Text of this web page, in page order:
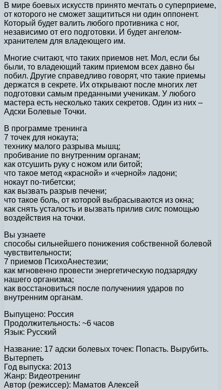
В мире боевых искусств принято мечтать о суперприеме,
от которого не сможет защититься ни один оппонент.
Который будет валить любого противника с ног,
независимо от его подготовки. И будет ангелом-
хранителем для владеющего им.
Многие считают, что таких приемов нет. Мол, если бы
были, то владеющий таким приемом всех давно бы
побил. Другие справедливо говорят, что такие приемы
держатся в секрете. Их открывают после многих лет
подготовки самым преданными ученикам. У любого
мастера есть несколько таких секретов. Один из них –
Адски Болевые Точки.
В программе тренинга
7 точек для нокаута;
технику малого разрыва мышц;
пробивание по внутренним органам;
как отсушить руку с ножом или битой;
что такое метод «красной» и «черной» ладони;
нокаут по-тибетски;
как вызвать разрыв печени;
что такое боль, от которой выбрасываются из окна;
как снять усталость и вызвать прилив силс помощью
воздействия на точки.
Вы узнаете
способы сильнейшего понижения собственной болевой
чувствительности;
7 приемов ПсихоАнестезии;
как мгновенно провести энергетическую подзарядку
нашего организма;
как восстановиться после получениия ударов по
внутренним органам.
Выпущено: Россия
Продолжительность: ~6 часов
Язык: Русский
Название: 17 адски болевых точек: Попасть. Вырубить.
Вытерпеть
Год выпуска: 2013
Жанр: Видеотренинг
Автор (режиссер): Маматов Алексей